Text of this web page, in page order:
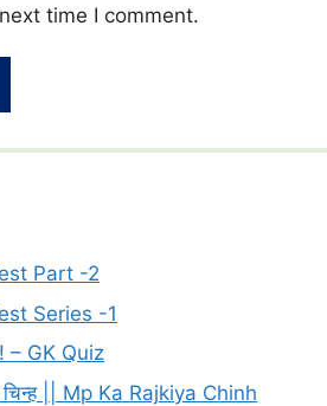
time I comment.
Part -2
Series -1
– GK Quiz
चिन्ह || Mp Ka Rajkiya Chinh